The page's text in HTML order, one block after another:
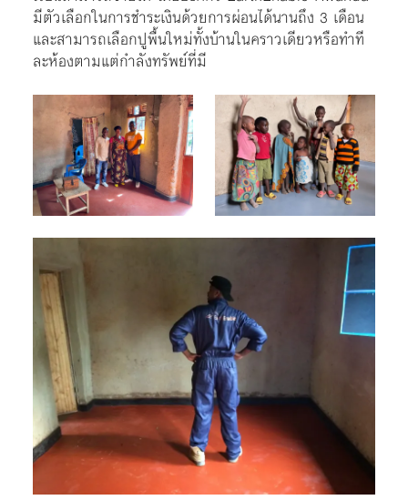
มีตัวเลือกในการชำระเงินด้วยการผ่อนได้นานถึง 3 เดือน
และสามารถเลือกปูพื้นใหม่ทั้งบ้านในคราวเดียวหรือทำที
ละห้องตามแต่กำลังทรัพย์ที่มี